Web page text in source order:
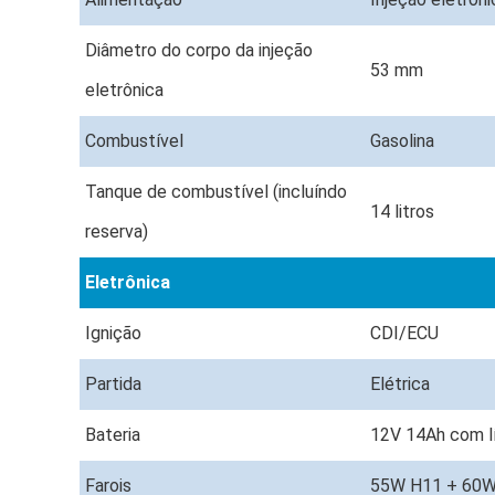
Diâmetro do corpo da injeção
eletrônica
53 mm
Combustível Gasolina
Tanque de combustível (incluíndo
reserva)
14 litros
Eletrônica
Ignição CDI/ECU
Partida Elétrica
Bateria 12V 14Ah com
Farois 55W H11 +